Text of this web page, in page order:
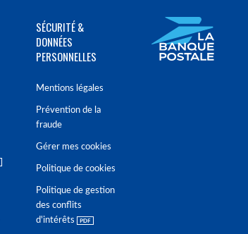
SÉCURITÉ &
DONNÉES
PERSONNELLES
Mentions légales
Prévention de la
fraude
Gérer mes cookies
Politique de cookies
Politique de gestion
des conflits
d'intérêts